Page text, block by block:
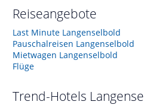
Reiseangebote
Last Minute Langenselbold
Pauschalreisen Langenselbold
Mietwagen Langenselbold
Flüge
Trend-Hotels